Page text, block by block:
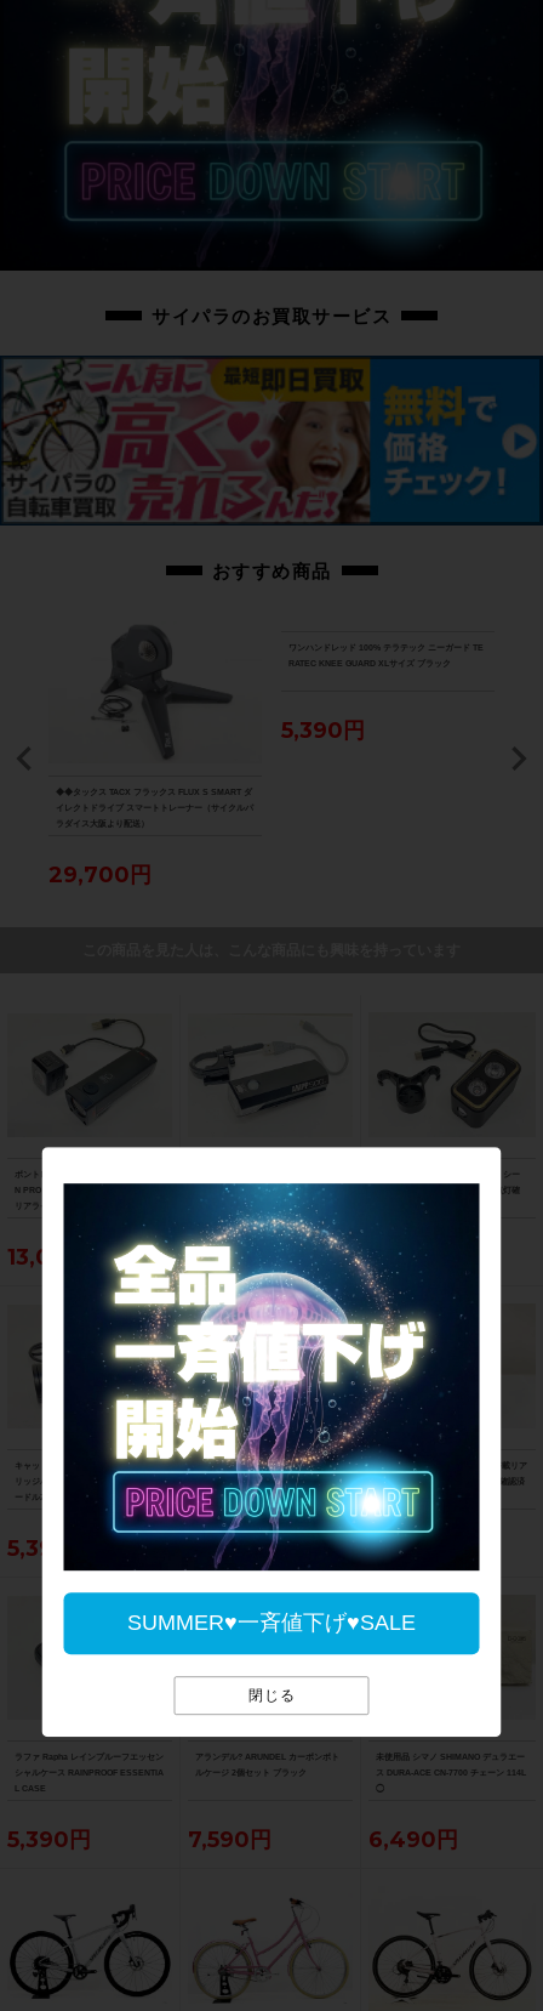
SUMMER♥一斉値下げ♥SALE
閉じる
サイパラのお買取サービス
おすすめ商品
◆◆タックス TACX フラックス FLUX S SMART ダ
イレクトドライブ スマートトレーナー（サイクルパ
ラダイス大阪より配送）
29,700円
ワンハンドレッド 100% テラテック ニーガード TE
RATEC KNEE GUARD XLサイズ ブラック
5,390円
ボントレガー BONTRAGER イオン IO
N PRO RT フロントライト FLARE RT
リアライト 前後セット 点灯確認済み
13,090円
00 フロントライト 点灯確認済み
4,950円
マジックシャイン MAGICSHINE シー
ミー SEEMEE300 リアライト 点灯確
5,390円
キャットアイ CATEYE VOLT用 カート
リッジバッテリー BA-2.2 急速充電クレ
ードル2 CRA-002 セット
5,390円
キャットアイ CATEYE ボルト VOLT80
0 フロントライト カートリッジバッテ
リー(BA-3.4) 充電クレードル3(CRA-00
3)付属 点灯確認済み
8,690円
美品 ガーミン GARMIN カメラ搭載リア
ビューレーダー リアライト 点灯確認済
み
43,890円
ラファ Rapha レインプルーフエッセン
シャルケース RAINPROOF ESSENTIA
L CASE
5,390円
アランデル? ARUNDEL カーボンボト
ルケージ 2個セット ブラック
7,590円
未使用品 シマノ SHIMANO デュラエー
ス DURA-ACE CN-7700 チェーン 114L
◯
6,490円